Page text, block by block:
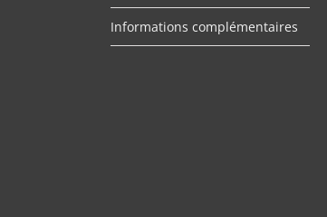
Informations complémentaires